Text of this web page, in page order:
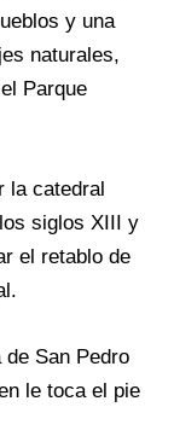
y una
naturales,
Parque
la catedral
siglos XIII y
el retablo de
San Pedro
le toca el pie